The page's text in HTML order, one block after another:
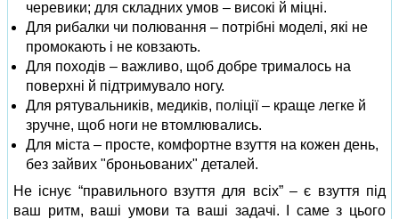
черевики; для складних умов – високі й міцні.
Для рибалки чи полювання – потрібні моделі, які не
промокають і не ковзають.
Для походів – важливо, щоб добре трималось на
поверхні й підтримувало ногу.
Для рятувальників, медиків, поліції – краще легке й
зручне, щоб ноги не втомлювались.
Для міста – просте, комфортне взуття на кожен день,
без зайвих "броньованих" деталей.
Не існує “правильного взуття для всіх” – є взуття під
ваш ритм, ваші умови та ваші задачі. І саме з цього